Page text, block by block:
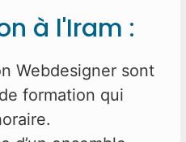
à l'Iram :
Webdesigner sont
formation qui